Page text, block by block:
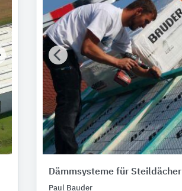
Dämmsysteme für Steildächer
Paul Bauder